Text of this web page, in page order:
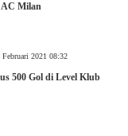
Milan
2021 08:32
500 Gol di Level Klub